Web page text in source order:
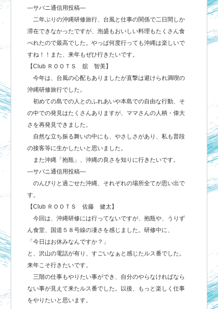
―サバニ通信用投稿―
二年ぶりの沖縄研修旅行、台風と仕事の関係で二日間しか
滞在できなかったですが、泡盛もおいしい料理もたくさん食
べれたので最高でした。やっぱ何度行っても沖縄は楽しいで
すね！！また、来年もぜひ行きたいです。
【Club ＲＯＯＴＳ 舘 智美】
今年は、台風の心配もありましたが直撃は避けられ満喫の
沖縄研修旅行でした。
初めての島での人とのふれあいや本島での自由な行動、そ
の中での発見はたくさんありますが、ママさんの人柄・偉大
さを再発見できました。
自然な立ち振る舞いの中にも、やさしさがあり、私も普段
の接客等に生かしたいと思いました。
また沖縄「抱瓶」、沖縄の良さを知りに行きたいです。
―サバニ通信用投稿―
のんびりと過ごせた沖縄、それぞれの場所全てが思い出で
す。
【Club ＲＯＯＴＳ 佐藤 健太】
今回は、沖縄研修には行ってないですが、抱瓶や、うりず
ん食堂、国道５８号線の凄さを感じました。研修中に、
「今日はお休みなんですか？」
と、沢山の電話が有り、すごいなぁと感じたルス番でした。
来年こそ行きたいです。
三階の仕事もやりたい事ができ、自分のやらなければなら
ない事が見えて来たルス番でした。以後、もっと楽しく仕事
をやりたいと思います。